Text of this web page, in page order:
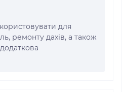
для
ремонту дахів, а також